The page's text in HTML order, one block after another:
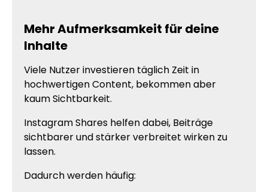
Mehr Aufmerksamkeit für deine
Inhalte
Viele Nutzer investieren täglich Zeit in
hochwertigen Content, bekommen aber
kaum Sichtbarkeit.
Instagram Shares helfen dabei, Beiträge
sichtbarer und stärker verbreitet wirken zu
lassen.
Dadurch werden häufig: